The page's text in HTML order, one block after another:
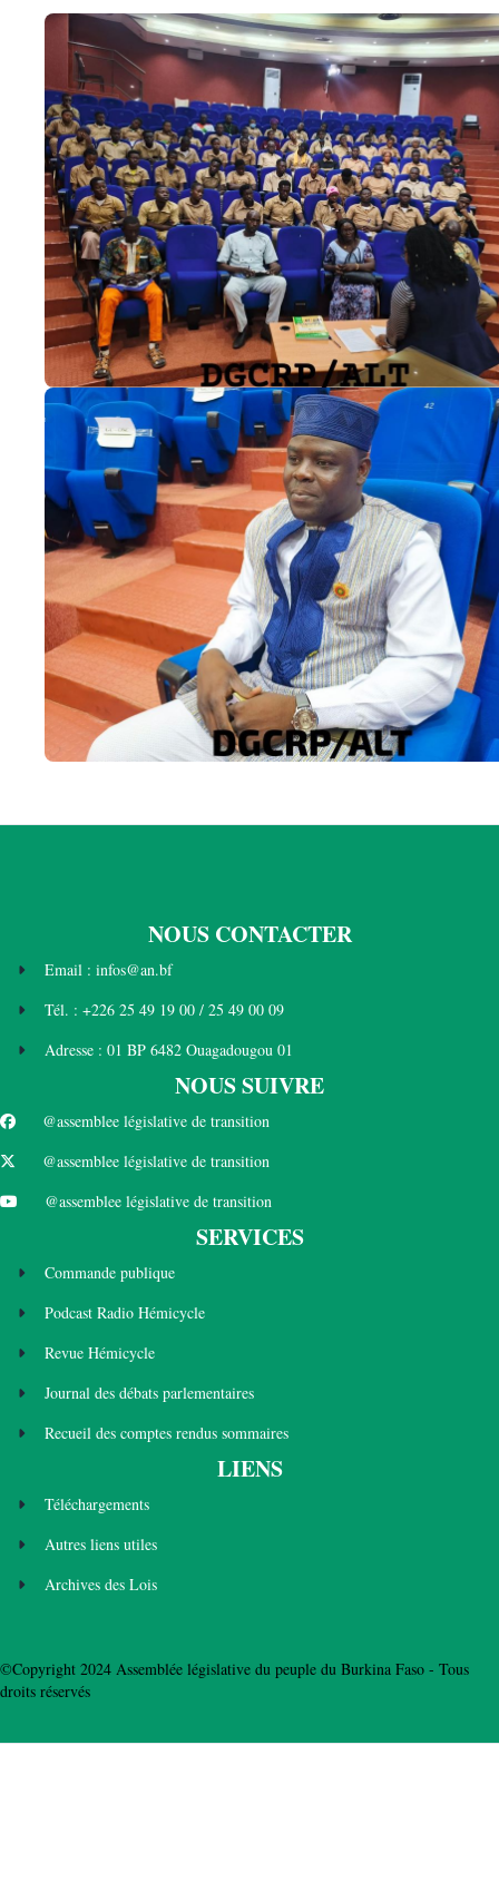
NOUS CONTACTER
Email : infos@an.bf
Tél. : +226 25 49 19 00 / 25 49 00 09
Adresse : 01 BP 6482 Ouagadougou 01
NOUS SUIVRE
@assemblee législative de transition
@assemblee législative de transition
@assemblee législative de transition
SERVICES
Commande publique
Podcast Radio Hémicycle
Revue Hémicycle
Journal des débats parlementaires
Recueil des comptes rendus sommaires
LIENS
Téléchargements
Autres liens utiles
Archives des Lois
©Copyright 2024 Assemblée législative du peuple du Burkina Faso - Tous
droits réservés